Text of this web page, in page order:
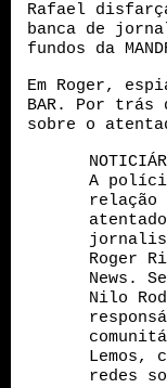
Rafael
banca de
fundos da
Em Roger,
BAR. Por trás
sobre o
A
relação
Roger
News.
Nilo
Lemos,
redes